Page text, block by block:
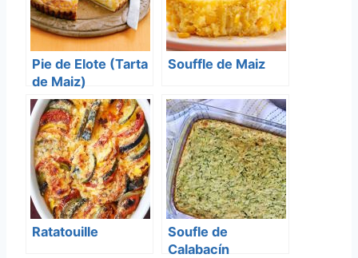
Pie de Elote (Tarta
de Maiz)
Souffle de Maiz
Ratatouille
Soufle de
Calabacín